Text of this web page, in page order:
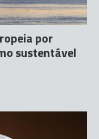
por
sustentável